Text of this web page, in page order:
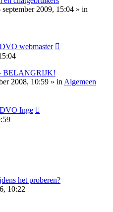
2009, 15:04 » in
DVO webmaster
BELANGRIJK!
2008, 10:59 » in Algemeen
DVO Inge
het proberen?
10:22